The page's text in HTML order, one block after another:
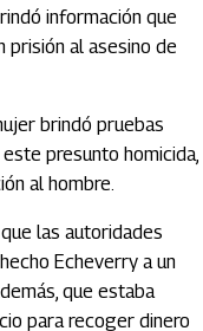
información que
prisión al asesino de
brindó pruebas
presunto homicida,
al hombre.
las autoridades
Echeverry a un
que estaba
para recoger dinero